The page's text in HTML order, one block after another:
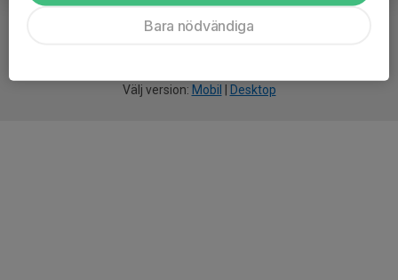
Välj version: Mobil Desktop
Bara nödvändiga